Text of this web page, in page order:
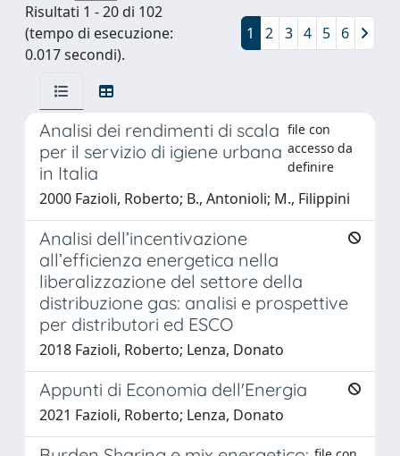
Risultati 1 - 20 di 102
(tempo di esecuzione:
0.017 secondi).
1 2 3 4 5 6
Analisi dei rendimenti di scala
per il servizio di igiene urbana
in Italia
file con
accesso da
definire
2000 Fazioli, Roberto; B., Antonioli; M., Filippini
Analisi dell’incentivazione
all’efficienza energetica nella
liberalizzazione del settore della
distribuzione gas: analisi e prospettive
per distributori ed ESCO
2018 Fazioli, Roberto; Lenza, Donato
Appunti di Economia dell'Energia
2021 Fazioli, Roberto; Lenza, Donato